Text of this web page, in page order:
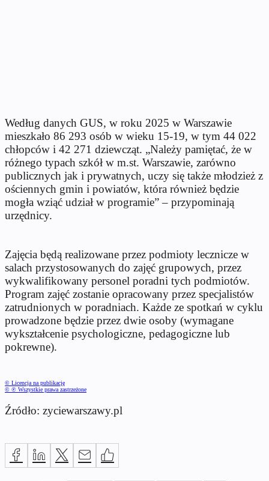
Według danych GUS, w roku 2025 w Warszawie
mieszkało 86 293 osób w wieku 15-19, w tym 44 022
chłopców i 42 271 dziewcząt. „Należy pamiętać, że w
różnego typach szkół w m.st. Warszawie, zarówno
publicznych jak i prywatnych, uczy się także młodzież z
ościennych gmin i powiatów, która również będzie
mogła wziąć udział w programie” – przypominają
urzędnicy.
Zajęcia będą realizowane przez podmioty lecznicze w
salach przystosowanych do zajęć grupowych, przez
wykwalifikowany personel poradni tych podmiotów.
Program zajęć zostanie opracowany przez specjalistów
zatrudnionych w poradniach. Każde ze spotkań w cyklu
prowadzone będzie przez dwie osoby (wymagane
wykształcenie psychologiczne, pedagogiczne lub
pokrewne).
© Licencja na publikację
© ℗ Wszystkie prawa zastrzeżone
Źródło: zyciewarszawy.pl